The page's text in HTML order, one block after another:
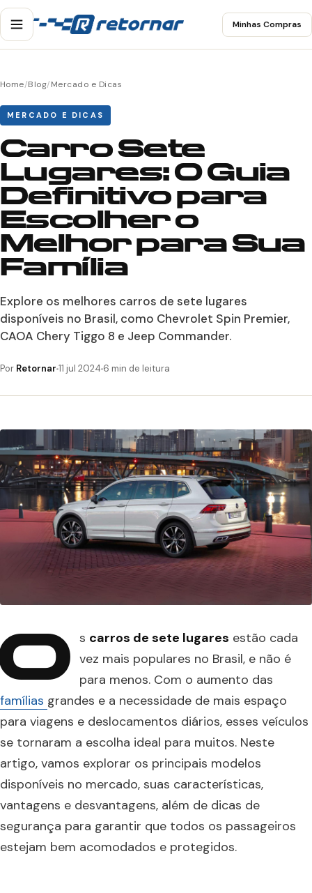
Minhas Compras
Home/Blog/Mercado e Dicas
MERCADO E DICAS
Carro Sete
Lugares: O Guia
Definitivo para
Escolher o
Melhor para Sua
Família
Explore os melhores carros de sete lugares
disponíveis no Brasil, como Chevrolet Spin Premier,
CAOA Chery Tiggo 8 e Jeep Commander.
Por Retornar 11 jul 2024 6 min de leitura
s carros de sete lugares estão cada
vez mais populares no Brasil, e não é
para menos. Com o aumento das
famílias grandes e a necessidade de mais espaço
para viagens e deslocamentos diários, esses veículos
se tornaram a escolha ideal para muitos. Neste
artigo, vamos explorar os principais modelos
disponíveis no mercado, suas características,
vantagens e desvantagens, além de dicas de
segurança para garantir que todos os passageiros
estejam bem acomodados e protegidos.